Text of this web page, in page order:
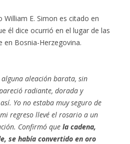
William E. Simon es citado en
él dice ocurrió en el lugar de las
en Bosnia-Herzegovina.
alguna aleación barata, sin
radiante, dorada y
Yo no estaba muy seguro de
regreso llevé el rosario a un
Confirmó que la cadena,
se había convertido en oro